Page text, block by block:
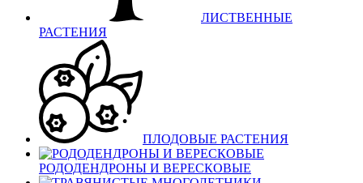
ЛИСТВЕННЫЕ
РАСТЕНИЯ
ПЛОДОВЫЕ РАСТЕНИЯ
РОДОДЕНДРОНЫ И ВЕРЕСКОВЫЕ